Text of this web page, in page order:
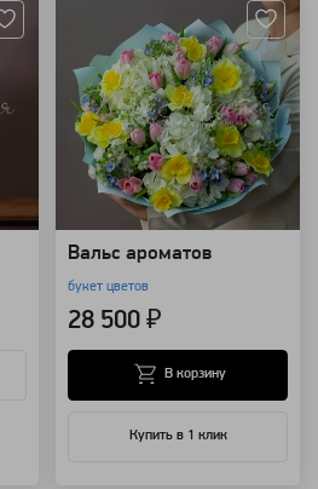
Вальс ароматов
букет цветов
28 500 ₽
Купить в 1 клик
В корзину